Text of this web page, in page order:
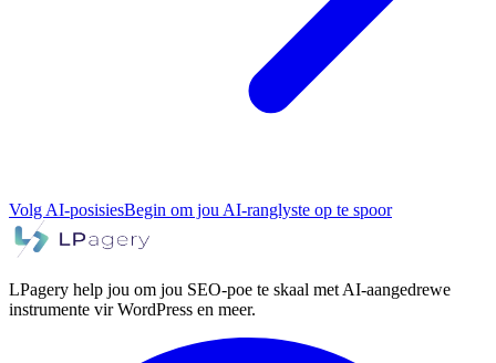
Volg AI-posisiesBegin om jou AI-ranglyste op te spoor
LPagery help jou om jou SEO-poe te skaal met AI-aangedrewe
instrumente vir WordPress en meer.